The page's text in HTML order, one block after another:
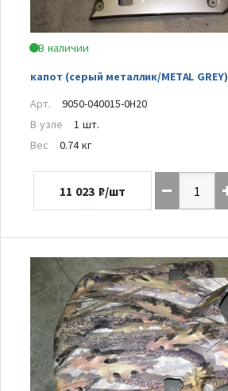
В наличии
капот (серый металлик/METAL GREY)
Арт.
9050-040015-0H20
В узле
1 шт.
Вес
0.74 кг
11 023 ₽/шт